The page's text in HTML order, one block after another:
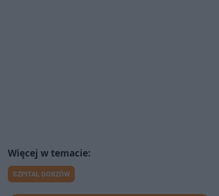
SZPITAL GORZÓW